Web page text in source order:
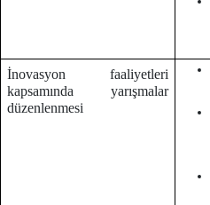
İnovasyon faaliyetleri
kapsamında yarışmalar
düzenlenmesi